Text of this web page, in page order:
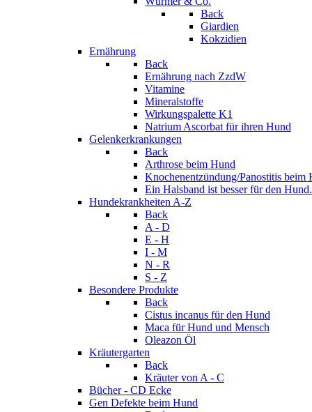
Back
Giardien
Kokzidien
Ernährung
Back
Ernährung nach ZzdW
Vitamine
Mineralstoffe
Wirkungspalette K1
Natrium Ascorbat für ihren Hund
Gelenkerkrankungen
Back
Arthrose beim Hund
Knochenentzündung/Panostitis beim
Ein Halsband ist besser für den
Hundekrankheiten A-Z
Back
A - D
E - H
I - M
N - R
S - Z
Besondere Produkte
Back
Cistus incanus für den Hund
Maca für Hund und Mensch
Oleazon Öl
Kräutergarten
Back
Kräuter von A - C
Bücher - CD Ecke
Gen Defekte beim Hund